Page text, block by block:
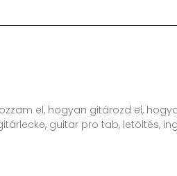
el, hogyan gitározd el,
guitar pro tab, letöltés,